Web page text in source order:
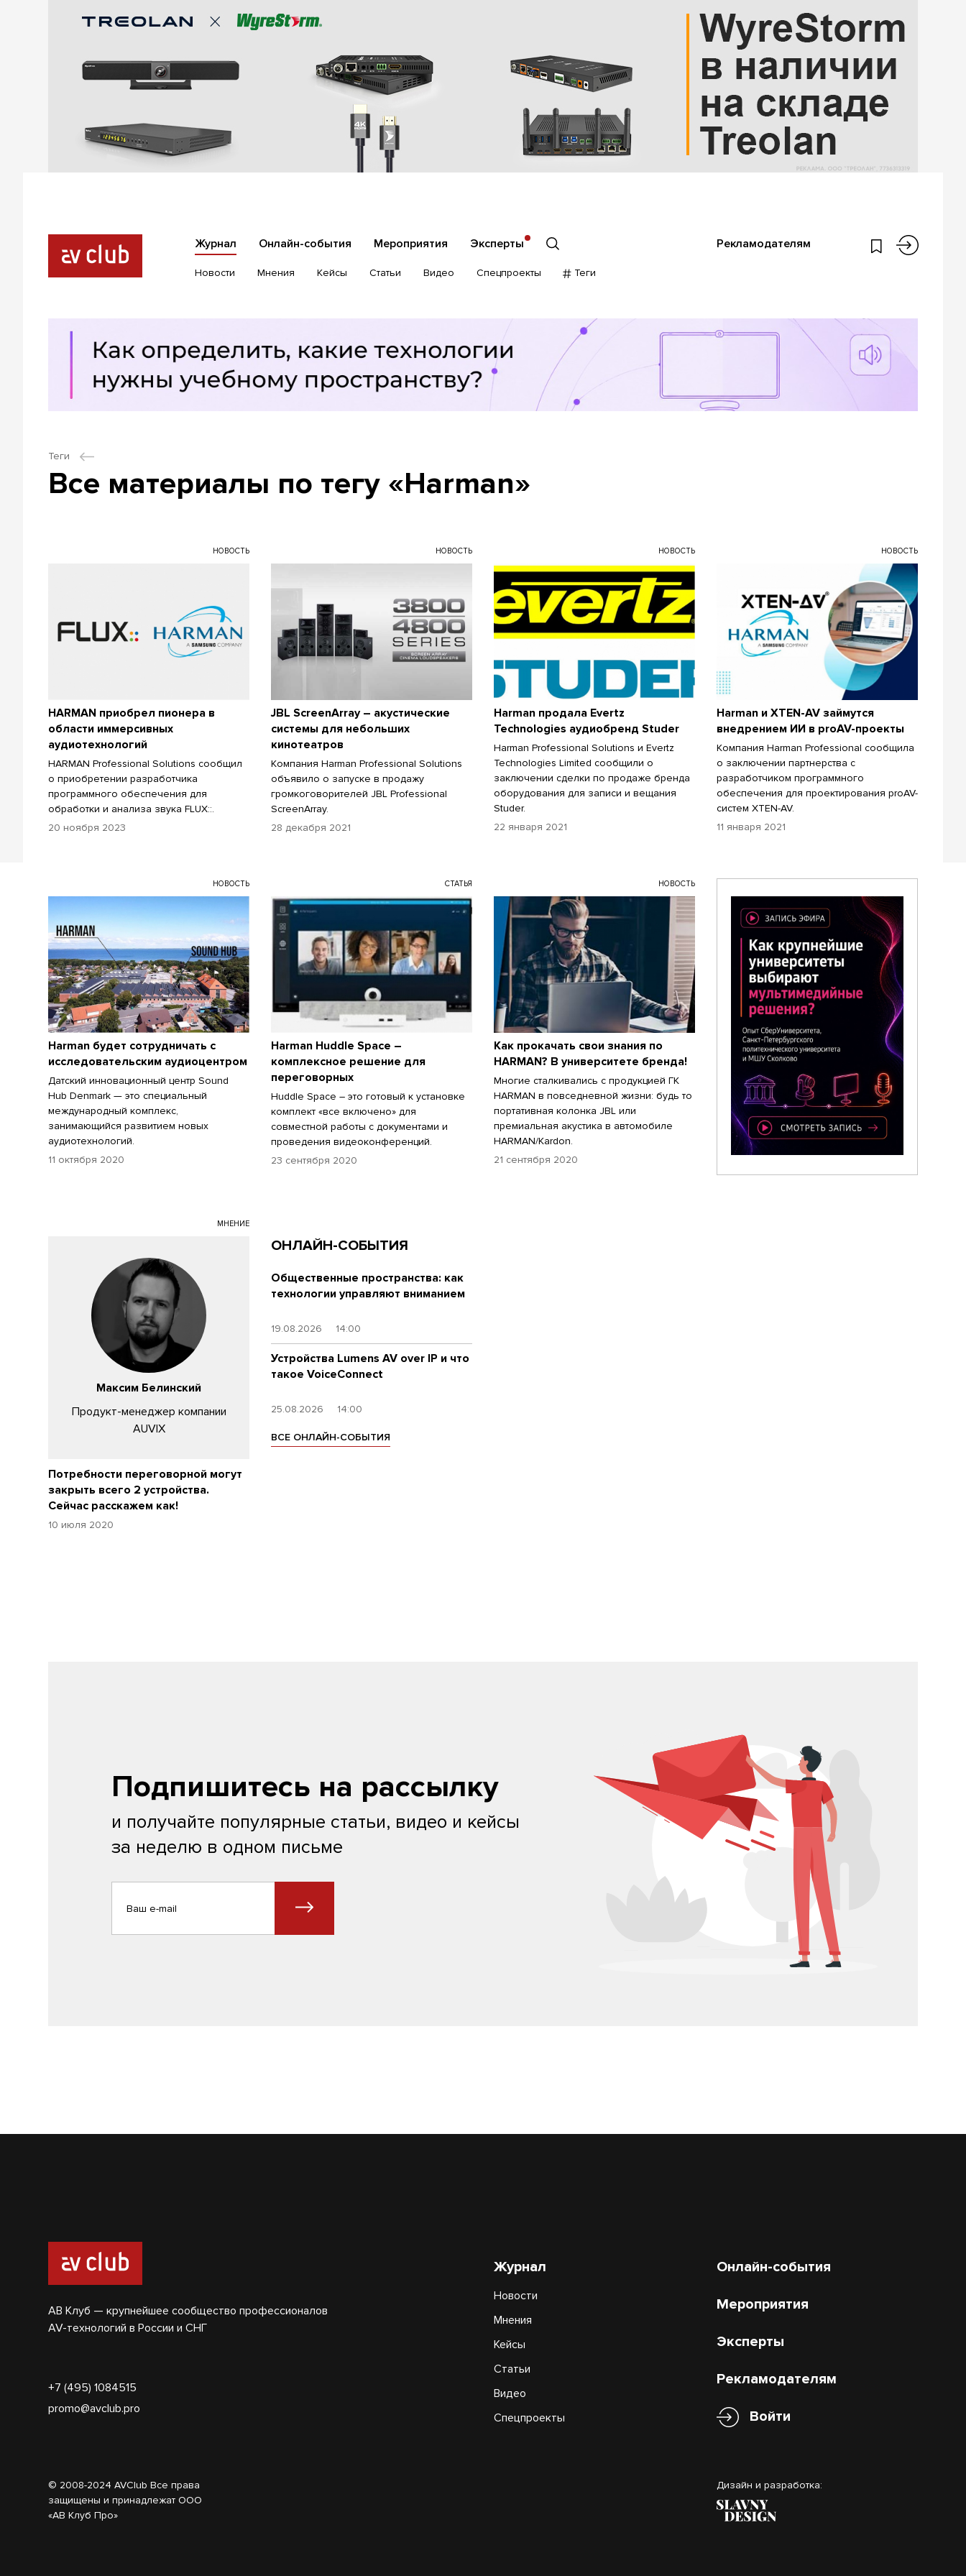
Журнал Онлайн-события Мероприятия Эксперты Рекламодателям
Новости Мнения Кейсы Статьи Видео Спецпроекты Теги
Теги
Все материалы по тегу «Harman»
НОВОСТЬ
HARMAN приобрел пионера в
области иммерсивных
аудиотехнологий
HARMAN Professional Solutions сообщил
о приобретении разработчика
программного обеспечения для
обработки и анализа звука FLUX::.
20 ноября 2023
НОВОСТЬ
JBL ScreenArray – акустические
системы для небольших
кинотеатров
Компания Harman Professional Solutions
объявило о запуске в продажу
громкоговорителей JBL Professional
ScreenArray.
28 декабря 2021
НОВОСТЬ
Harman продала Evertz
Technologies аудиобренд Studer
Harman Professional Solutions и Evertz
Technologies Limited сообщили о
заключении сделки по продаже бренда
оборудования для записи и вещания
Studer.
22 января 2021
НОВОСТЬ
Harman и XTEN-AV займутся
внедрением ИИ в proAV-проекты
Компания Harman Professional сообщила
о заключении партнерства с
разработчиком программного
обеспечения для проектирования proAV-
систем XTEN-AV.
11 января 2021
НОВОСТЬ
Harman будет сотрудничать с
исследовательским аудиоцентром
Датский инновационный центр Sound
Hub Denmark — это специальный
международный комплекс,
занимающийся развитием новых
аудиотехнологий.
11 октября 2020
СТАТЬЯ
Harman Huddle Space –
комплексное решение для
переговорных
Huddle Space – это готовый к установке
комплект «все включено» для
совместной работы с документами и
проведения видеоконференций.
23 сентября 2020
НОВОСТЬ
Как прокачать свои знания по
HARMAN? В университете бренда!
Многие сталкивались с продукцией ГК
HARMAN в повседневной жизни: будь то
портативная колонка JBL или
премиальная акустика в автомобиле
HARMAN/Kardon.
21 сентября 2020
МНЕНИЕ
Максим Белинский
Продукт-менеджер компании
AUVIX
Потребности переговорной могут
закрыть всего 2 устройства.
Сейчас расскажем как!
10 июля 2020
ОНЛАЙН-СОБЫТИЯ
Общественные пространства: как
технологии управляют вниманием
19.08.2026 14:00
Устройства Lumens AV over IP и что
такое VoiceConnect
25.08.2026 14:00
ВСЕ ОНЛАЙН-СОБЫТИЯ
Подпишитесь на рассылку
и получайте популярные статьи, видео и кейсы
за неделю в одном письме
АВ Клуб — крупнейшее сообщество профессионалов
AV-технологий в России и СНГ
+7 (495) 1084515
promo@avclub.pro
Журнал
Новости
Мнения
Кейсы
Статьи
Видео
Спецпроекты
Онлайн-события
Мероприятия
Эксперты
Рекламодателям
Войти
© 2008-2024 AVClub Все права
защищены и принадлежат ООО
«АВ Клуб Про»
Дизайн и разработка: